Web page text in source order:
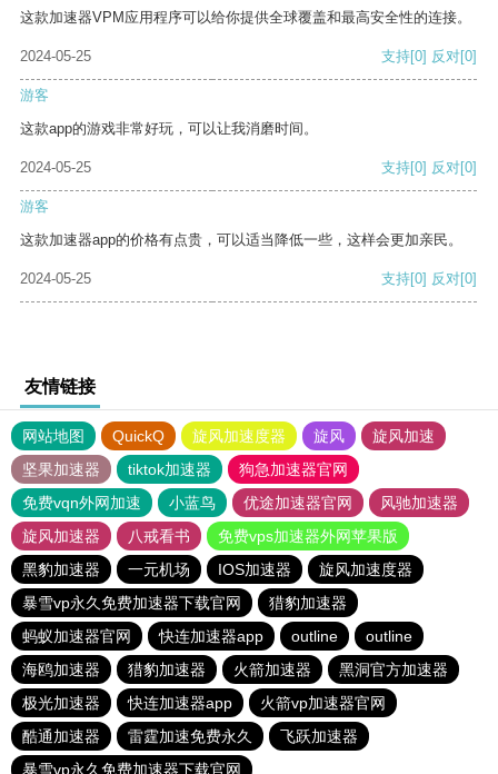
这款加速器VPM应用程序可以给你提供全球覆盖和最高安全性的连接。
2024-05-25 支持[0] 反对[0]
游客
这款app的游戏非常好玩，可以让我消磨时间。
2024-05-25 支持[0] 反对[0]
游客
这款加速器app的价格有点贵，可以适当降低一些，这样会更加亲民。
2024-05-25 支持[0] 反对[0]
友情链接
网站地图 QuickQ 旋风加速度器 旋风
旋风加速
坚果加速器
tiktok加速器
狗急加速器官网
免费vqn外网加速
小蓝鸟 优途加速器官网
风驰加速器
旋风加速器
八戒看书
免费vps加速器外网苹果版
黑豹加速器
一元机场 IOS加速器
旋风加速度器
暴雪vp永久免费加速器下载官网
猎豹加速器
蚂蚁加速器官网
快连加速器app outline
outline
海鸥加速器
猎豹加速器 火箭加速器
黑洞官方加速器
极光加速器
快连加速器app
火箭vp加速器官网
酷通加速器
雷霆加速免费永久
飞跃加速器
暴雪vp永久免费加速器下载官网